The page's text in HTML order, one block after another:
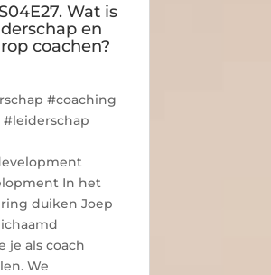
Wat is
en
coachen?
#coaching
In het
duiken Joep
je als coach
We